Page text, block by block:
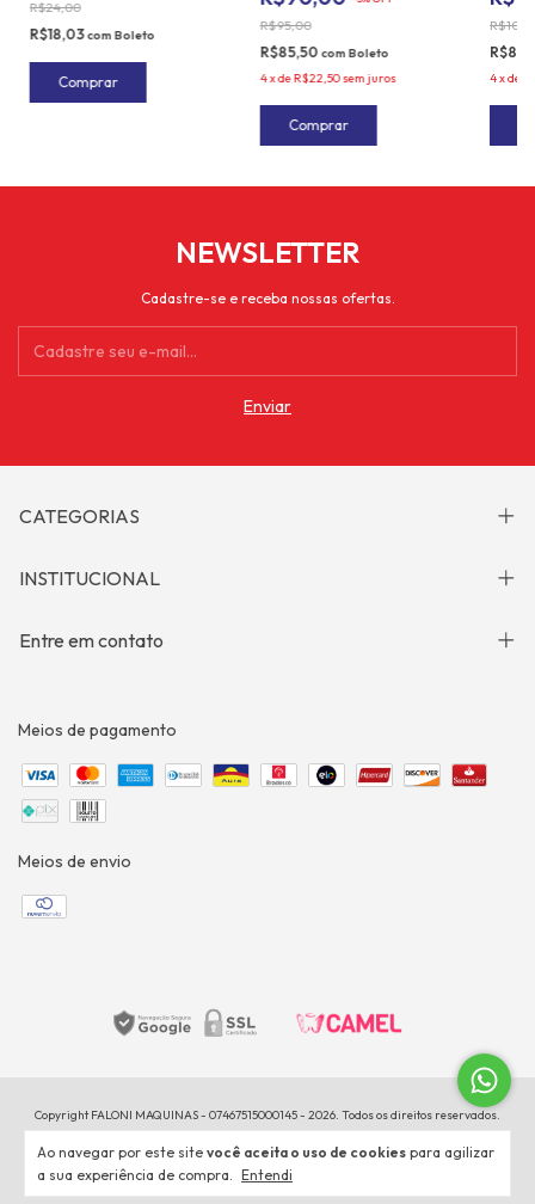
Ao navegar por este site você aceita o uso de cookies para agilizar
a sua experiência de compra. Entendi
R$24,00
R$18,03com Boleto
R$95,00
R$85,50 com Boleto
4xdeR$22,50sem juros 4xde
NEWSLETTER
Cadastre-se e receba nossas ofertas.
CATEGORIAS
INSTITUCIONAL
Entre em contato
Meios de pagamento
Meios de envio
Copyright FALONI MAQUINAS - 07467515000145 - 2026. Todos os direitos reservados.